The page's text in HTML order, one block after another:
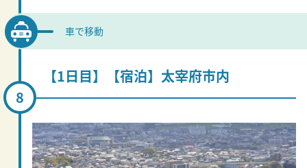
車で移動
【1日目】【宿泊】太宰府市内